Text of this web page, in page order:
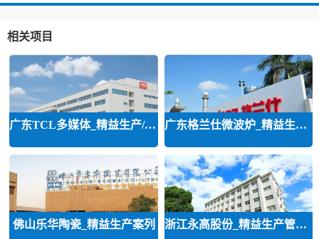
相关项目
广东TCL多媒体_精益生产/精益品质/ 广东格兰仕微波炉_精益生产等咨询
佛山乐华陶瓷_精益生产案列 浙江永高股份_精益生产管理咨询案